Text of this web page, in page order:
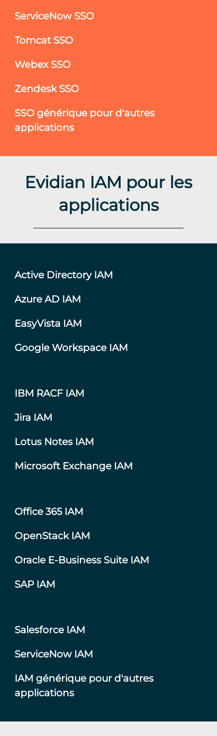
ServiceNow SSO
Tomcat SSO
Webex SSO
Zendesk SSO
SSO générique pour d'autres
applications
Evidian IAM pour les
applications
Active Directory IAM
Azure AD IAM
EasyVista IAM
Google Workspace IAM
IBM RACF IAM
Jira IAM
Lotus Notes IAM
Microsoft Exchange IAM
Office 365 IAM
OpenStack IAM
Oracle E-Business Suite IAM
SAP IAM
Salesforce IAM
ServiceNow IAM
IAM générique pour d'autres
applications